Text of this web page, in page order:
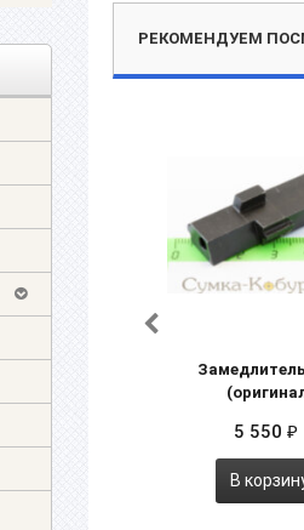
РЕКОМЕНДУЕМ
5 550 ₽
В